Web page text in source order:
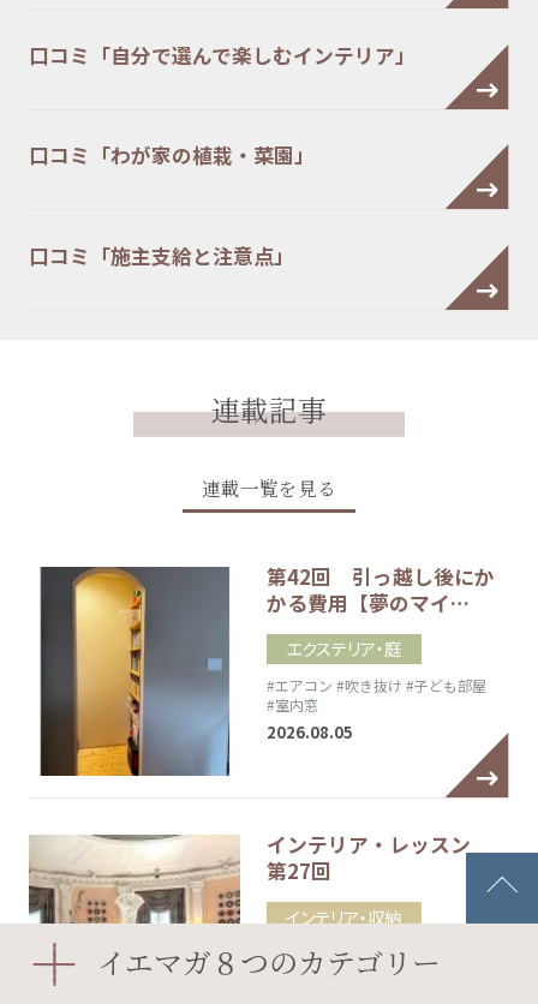
口コミ「自分で選んで楽しむインテリア」
口コミ「わが家の植栽・菜園」
口コミ「施主支給と注意点」
連載記事
連載一覧を見る
第42回 引っ越し後にか
かる費用【夢のマイ…
エクステリア・庭
#エアコン #吹き抜け #子ども部屋
#室内窓
2026.08.05
インテリア・レッスン
第27回
インテリア・収納
2026.08.05
イエマガ８つのカテゴリー